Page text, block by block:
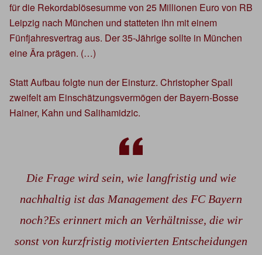
für die Rekordablösesumme von 25 Millionen Euro von RB
Leipzig nach München und statteten ihn mit einem
Fünfjahresvertrag aus. Der 35-Jährige sollte in München
eine Ära prägen. (…)
Statt Aufbau folgte nun der Einsturz. Christopher Spall
zweifelt am Einschätzungsvermögen der Bayern-Bosse
Hainer, Kahn und Salihamidzic.
Die Frage wird sein, wie langfristig und wie
nachhaltig ist das Management des FC Bayern
noch?Es erinnert mich an Verhältnisse, die wir
sonst von kurzfristig motivierten Entscheidungen